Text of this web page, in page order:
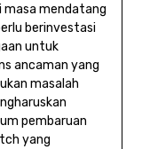
masa mendatang
berinvestasi
untuk
ancaman yang
masalah
pembaruan
yang